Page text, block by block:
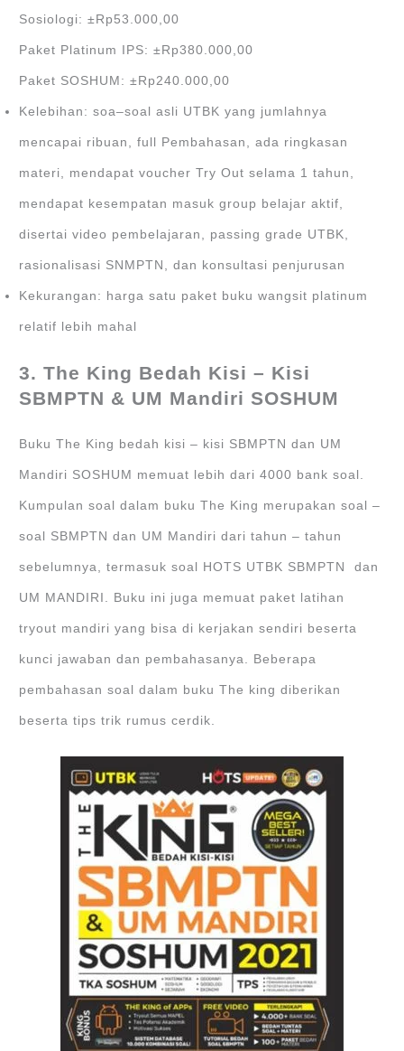
Sosiologi: ±Rp53.000,00
Paket Platinum IPS: ±Rp380.000,00
Paket SOSHUM: ±Rp240.000,00
Kelebihan: soa–soal asli UTBK yang jumlahnya
mencapai ribuan, full Pembahasan, ada ringkasan
materi, mendapat voucher Try Out selama 1 tahun,
mendapat kesempatan masuk group belajar aktif,
disertai video pembelajaran, passing grade UTBK,
rasionalisasi SNMPTN, dan konsultasi penjurusan
Kekurangan: harga satu paket buku wangsit platinum
relatif lebih mahal
3. The King Bedah Kisi – Kisi
SBMPTN & UM Mandiri SOSHUM
Buku The King bedah kisi – kisi SBMPTN dan UM
Mandiri SOSHUM memuat lebih dari 4000 bank soal.
Kumpulan soal dalam buku The King merupakan soal –
soal SBMPTN dan UM Mandiri dari tahun – tahun
sebelumnya, termasuk soal HOTS UTBK SBMPTN dan
UM MANDIRI. Buku ini juga memuat paket latihan
tryout mandiri yang bisa di kerjakan sendiri beserta
kunci jawaban dan pembahasanya. Beberapa
pembahasan soal dalam buku The king diberikan
beserta tips trik rumus cerdik.